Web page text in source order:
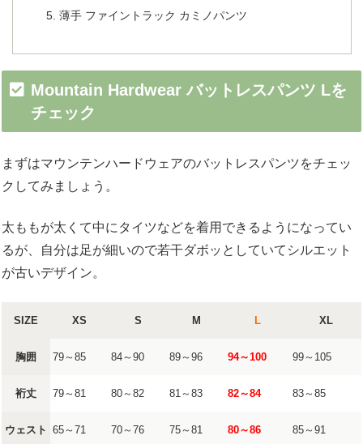
薄手 ファイントラック カミノパンツ
Mountain Hardwear バットレスパンツ Lを
チェック
まずはマウンテンハードウェアのバットレスパンツをチェッ
クしてみましょう。
太ももが太くて中にタイツなどを着用できるようになってい
るが、自分は足が細いので若干ダボッとしていてシルエット
が古いデザイン。
SIZE XS S M L XL
胸囲 79～85 84～90 89～96 94～100 99～105
裄丈 79～81 80～82 81～83 82～84 83～85
ウェスト 65～71 70～76 75～81 80～86 85～91